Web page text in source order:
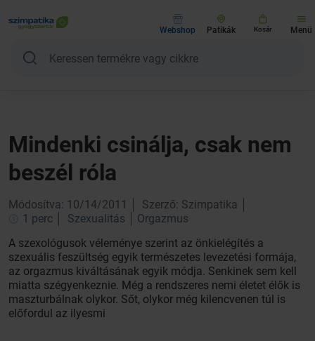
Webshop Patikák Kosár Menü
Mindenki csinálja, csak nem
beszél róla
Módosítva: 10/14/2011
Szerző: Szimpatika
1 perc
Szexualitás
Orgazmus
A szexológusok véleménye szerint az önkielégítés a
szexuális feszültség egyik természetes levezetési formája,
az orgazmus kiváltásának egyik módja. Senkinek sem kell
miatta szégyenkeznie. Még a rendszeres nemi életet élők is
maszturbálnak olykor. Sőt, olykor még kilencvenen túl is
előfordul az ilyesmi